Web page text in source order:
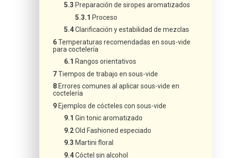
Preparación de siropes aromatizados
Proceso
Clarificación y estabilidad de mezclas
Temperaturas recomendadas en sous-vide
para coctelería
Rangos orientativos
Tiempos de trabajo en sous-vide
Errores comunes al aplicar sous-vide en
coctelería
Ejemplos de cócteles con sous-vide
Gin tonic aromatizado
Old Fashioned especiado
Martini floral
Cóctel sin alcohol